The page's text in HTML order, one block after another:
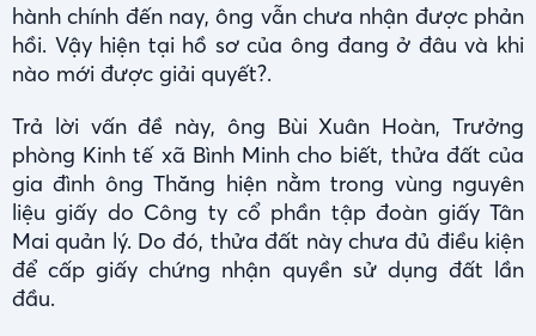
hành chính đến nay, ông vẫn chưa nhận được phản
hồi. Vậy hiện tại hồ sơ của ông đang ở đâu và khi
nào mới được giải quyết?.
Trả lời vấn đề này, ông Bùi Xuân Hoàn, Trưởng
phòng Kinh tế xã Bình Minh cho biết, thửa đất của
gia đình ông Thăng hiện nằm trong vùng nguyên
liệu giấy do Công ty cổ phần tập đoàn giấy Tân
Mai quản lý. Do đó, thửa đất này chưa đủ điều kiện
để cấp giấy chứng nhận quyền sử dụng đất lần
đầu.